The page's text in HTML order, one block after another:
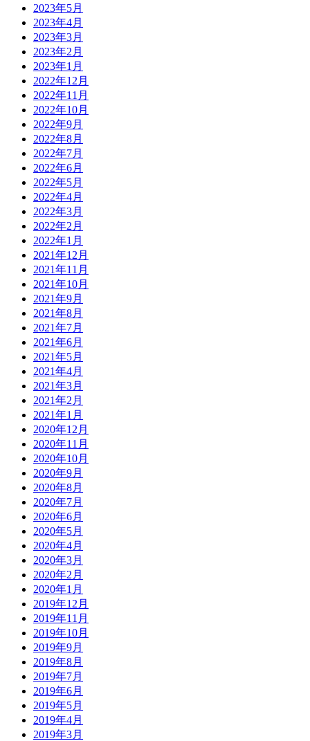
2023年5月
2023年4月
2023年3月
2023年2月
2023年1月
2022年12月
2022年11月
2022年10月
2022年9月
2022年8月
2022年7月
2022年6月
2022年5月
2022年4月
2022年3月
2022年2月
2022年1月
2021年12月
2021年11月
2021年10月
2021年9月
2021年8月
2021年7月
2021年6月
2021年5月
2021年4月
2021年3月
2021年2月
2021年1月
2020年12月
2020年11月
2020年10月
2020年9月
2020年8月
2020年7月
2020年6月
2020年5月
2020年4月
2020年3月
2020年2月
2020年1月
2019年12月
2019年11月
2019年10月
2019年9月
2019年8月
2019年7月
2019年6月
2019年5月
2019年4月
2019年3月